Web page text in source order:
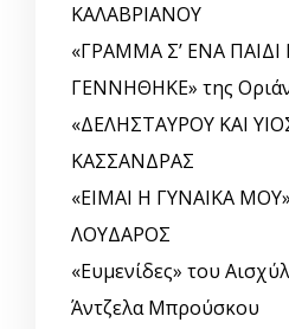
ΚΑΛΑΒΡΙΑΝΟΥ
«ΓΡΑΜΜΑ Σ’ ΕΝΑ
ΓΕΝΝΗΘΗΚΕ» της
«ΔΕΛΗΣΤΑΥΡΟΥ ΚΑΙ
ΚΑΣΣΑΝΔΡΑΣ
«ΕΙΜΑΙ Η ΓΥΝΑΙΚΑ
ΛΟΥΔΑΡΟΣ
«Ευμενίδες» του
Άντζελα Μπρούσκου